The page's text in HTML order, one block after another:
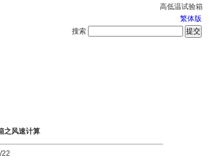
高低温试验箱
繁体版
搜索
之风速计算
22